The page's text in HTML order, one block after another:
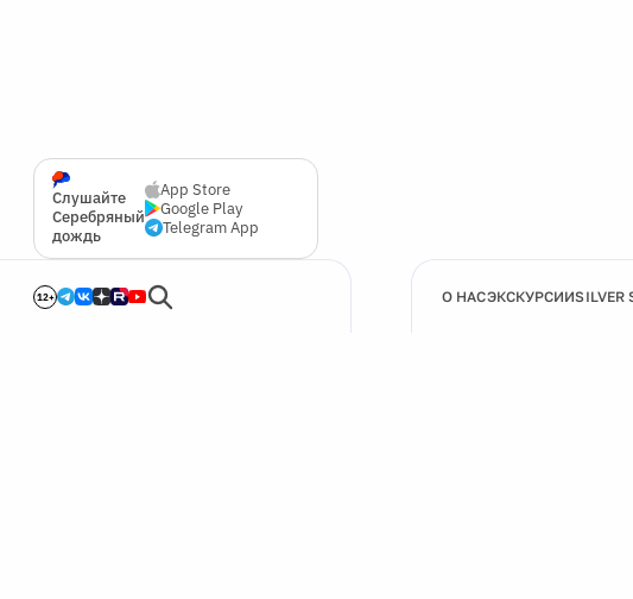
Слушайте
Серебряный
дождь
App Store
Google Play
Telegram App
12+ О НАСЭКСКУРСИИSILVER